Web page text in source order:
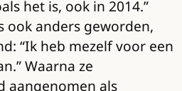
het is, ook in 2014.”
ook anders geworden,
“Ik heb mezelf voor een
Waarna ze
aangenomen als